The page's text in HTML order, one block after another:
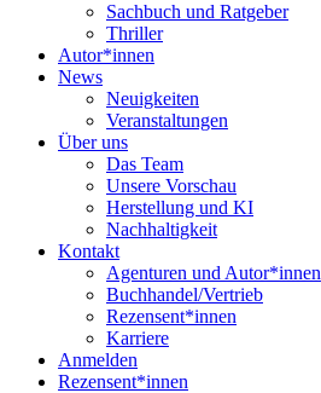
Sachbuch und Ratgeber
Thriller
Autor*innen
News
Neuigkeiten
Veranstaltungen
Über uns
Das Team
Unsere Vorschau
Herstellung und KI
Nachhaltigkeit
Kontakt
Agenturen und Autor*innen
Buchhandel/Vertrieb
Rezensent*innen
Karriere
Anmelden
Rezensent*innen